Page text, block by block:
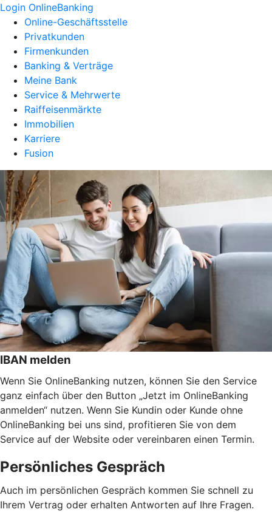
Login OnlineBanking
Online-Geschäftsstelle
Privatkunden
Firmenkunden
Banking & Verträge
Meine Bank
Service & Mehrwerte
Raiffeisenmärkte
Immobilien
Karriere
Fusion
IBAN melden
Wenn Sie OnlineBanking nutzen, können Sie den Service
ganz einfach über den Button „Jetzt im OnlineBanking
anmelden“ nutzen. Wenn Sie Kundin oder Kunde ohne
OnlineBanking bei uns sind, profitieren Sie von dem
Service auf der Website oder vereinbaren einen Termin.
Persönliches Gespräch
Auch im persönlichen Gespräch kommen Sie schnell zu
Ihrem Vertrag oder erhalten Antworten auf Ihre Fragen.